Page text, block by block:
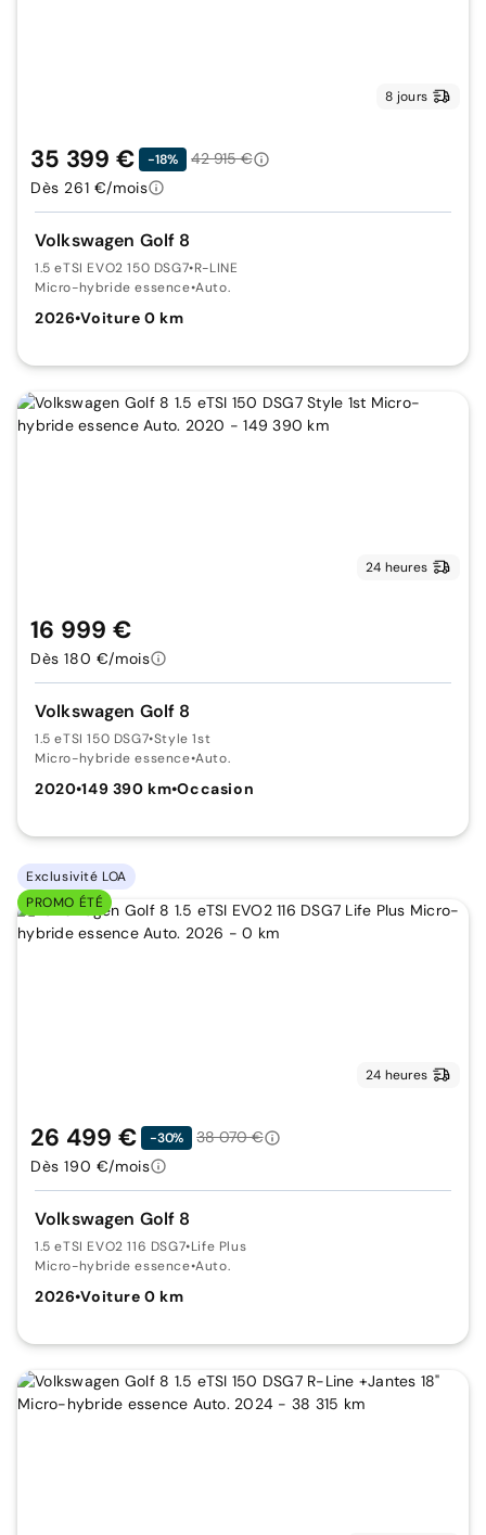
8 jours
Volkswagen Golf 8
1.5 eTSI EVO2 150 DSG7•R-LINE
Micro-hybride essence•Auto.
2026•Voiture 0 km
35 399 € -18%
42 915 €
Dès 261 €/mois
24 heures
Volkswagen Golf 8
1.5 eTSI 150 DSG7•Style 1st
Micro-hybride essence•Auto.
2020•149 390 km•Occasion
16 999 €
Dès 180 €/mois
Exclusivité LOA
PROMO ÉTÉ
24 heures
Volkswagen Golf 8
1.5 eTSI EVO2 116 DSG7•Life Plus
Micro-hybride essence•Auto.
2026•Voiture 0 km
26 499 € -30%
38 070 €
Dès 190 €/mois